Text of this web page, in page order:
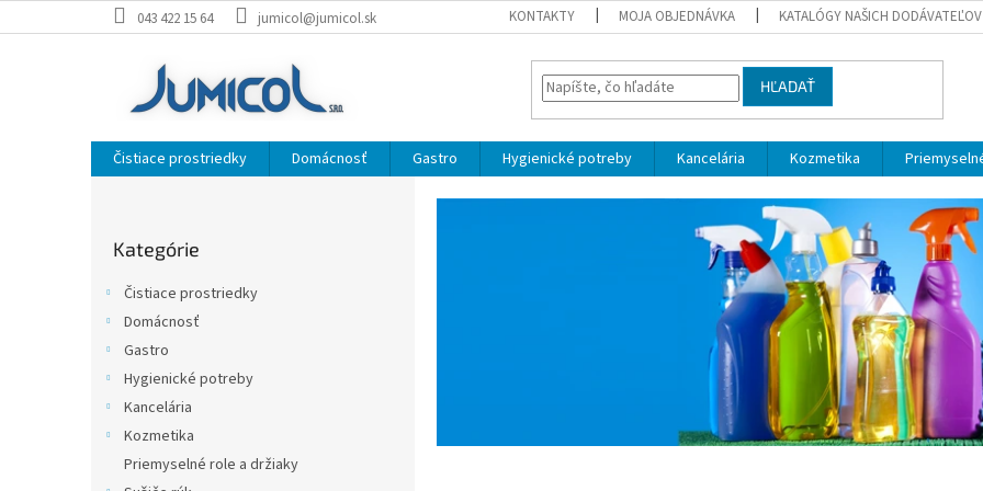
na
043 422 15 64 jumicol@jumicol.sk KONTAKTY MOJA OBJEDNÁVKA KATALÓGY NAŠICH DODÁVATEĽOV
HĽADAŤ
Čistiace prostriedky Domácnosť Gastro Hygienické potreby Kancelária Kozmetika
kategórie
Kategórie
Čistiace prostriedky
Domácnosť
Gastro
Hygienické potreby
Kancelária
Kozmetika
Priemyselné role a držiaky
J